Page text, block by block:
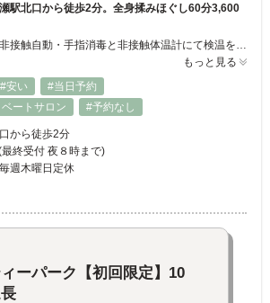
駅北口から徒歩2分。全身揉みほぐし60分3,600
もっと見る
#安い
#当日予約
ートサロン
#予約なし
から徒歩2分
終受付 夜８時まで)
週木曜日定休
ーパーク【初回限定】10